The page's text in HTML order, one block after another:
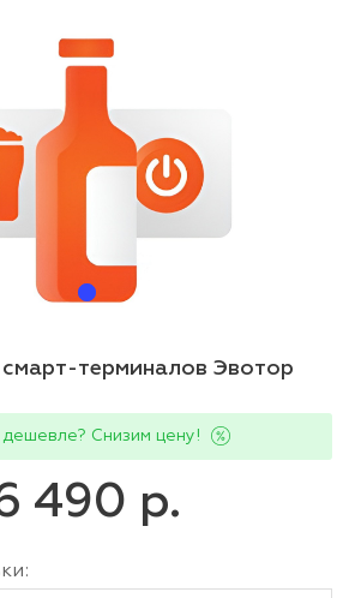
терминалов Эвотор
Снизим цену!
490 р.